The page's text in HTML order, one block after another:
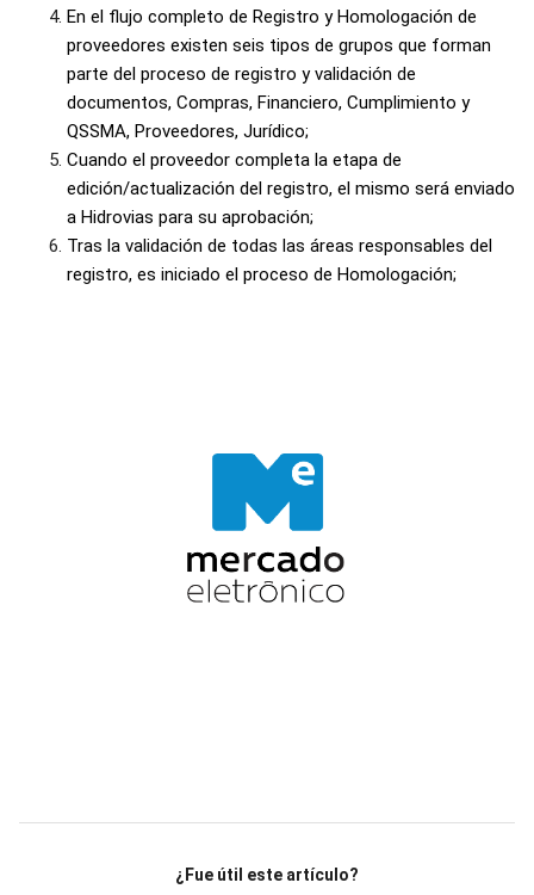
En el flujo completo de Registro y Homologación de
proveedores existen seis tipos de grupos que forman
parte del proceso de registro y validación de
documentos, Compras, Financiero, Cumplimiento y
QSSMA, Proveedores, Jurídico;
Cuando el proveedor completa la etapa de
edición/actualización del registro, el mismo será enviado
a Hidrovias para su aprobación;
Tras la validación de todas las áreas responsables del
registro, es iniciado el proceso de Homologación;
¿Fue útil este artículo?